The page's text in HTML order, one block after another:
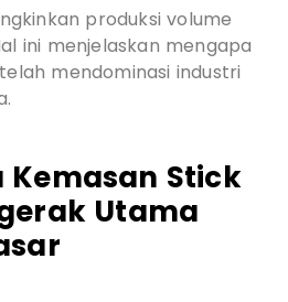
produksi volume
ini menjelaskan mengapa
mendominasi industri
Stick
Utama